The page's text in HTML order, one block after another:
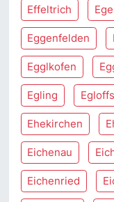
Effeltrich
Eggenfelden
Egglkofen
Egling
Ehekirchen
Eichenau
Eichenried